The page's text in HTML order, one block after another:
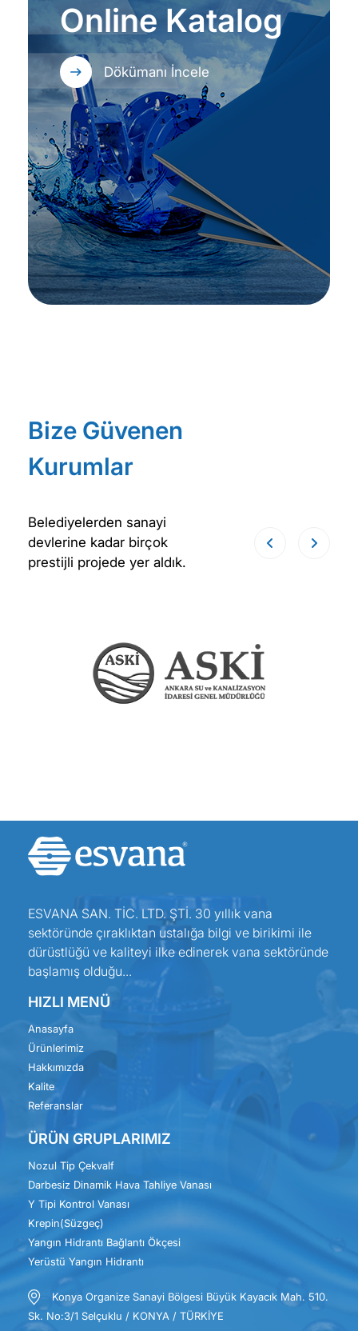
Online Katalog
Dökümanı İncele
Bize Güvenen
Kurumlar
Belediyelerden sanayi
devlerine kadar birçok
prestijli projede yer aldık.
ESVANA SAN. TİC. LTD. ŞTİ. 30 yıllık vana
sektöründe çıraklıktan ustalığa bilgi ve birikimi ile
dürüstlüğü ve kaliteyi ilke edinerek vana sektöründe
başlamış olduğu...
HIZLI MENÜ
Anasayfa
Ürünlerimiz
Hakkımızda
Kalite
Referanslar
ÜRÜN GRUPLARIMIZ
Nozul Tip Çekvalf
Darbesiz Dinamik Hava Tahliye Vanası
Y Tipi Kontrol Vanası
Krepin(Süzgeç)
Yangın Hidrantı Bağlantı Ökçesi
Yerüstü Yangın Hidrantı
Konya Organize Sanayi Bölgesi Büyük Kayacık Mah. 510.
Sk. No:3/1 Selçuklu / KONYA / TÜRKİYE